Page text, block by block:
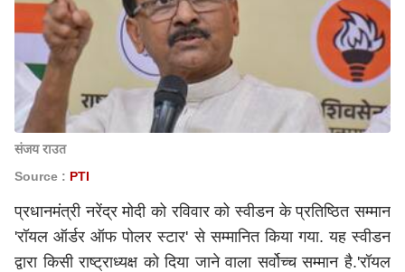
संजय राउत
Source : PTI
प्रधानमंत्री नरेंद्र मोदी को रविवार को स्वीडन के प्रतिष्ठित सम्मान
'रॉयल ऑर्डर ऑफ पोलर स्टार' से सम्मानित किया गया. यह स्वीडन
द्वारा किसी राष्ट्राध्यक्ष को दिया जाने वाला सर्वोच्च सम्मान है.'रॉयल